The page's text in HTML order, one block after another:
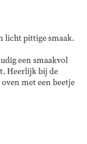
licht pittige smaak.
een smaakvol
Heerlijk bij de
met een beetje